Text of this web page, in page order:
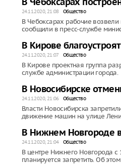
В Чебоксарах
24.11.2020, 21:08 Общество
В Чебоксарах рабочие
сообщили в пресс-службе
В Кирове
24.11.2020, 21:07 Общество
В Кирове проектная группа
службе администрации города.
В Новосибирске
24.11.2020, 21:06 Общество
Власти Новосибирска
движение машин на улице
В Нижнем Новгороде
24.11.2020, 21:04 Общество
В центре Нижнего Новгорода с
планируется запретить. Об